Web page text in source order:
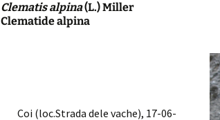
Clematis alpina(L.) Miller
Clematide alpina
Coi (loc.Strada dele vache), 17-06-